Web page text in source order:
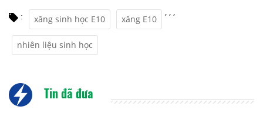
: xăng sinh học E10
,
xăng E10
,
nhiên liệu sinh học
,
Tin đã đưa